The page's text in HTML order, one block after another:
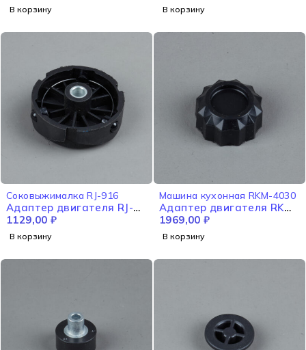
В корзину В корзину
Соковыжималка RJ-916
Адаптер двигателя RJ-
916
1129,00 ₽
В корзину
Машина кухонная RKM-4030
Адаптер двигателя RKM-
4030
1969,00 ₽
В корзину